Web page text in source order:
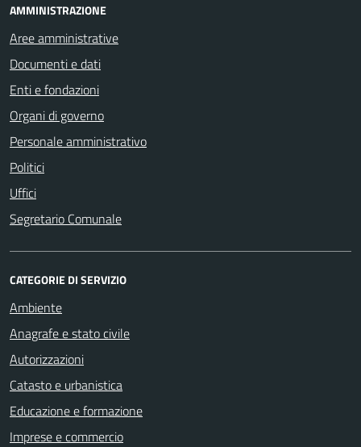
AMMINISTRAZIONE
Aree amministrative
Documenti e dati
Enti e fondazioni
Organi di governo
Personale amministrativo
Politici
Uffici
Segretario Comunale
CATEGORIE DI SERVIZIO
Ambiente
Anagrafe e stato civile
Autorizzazioni
Catasto e urbanistica
Educazione e formazione
Imprese e commercio